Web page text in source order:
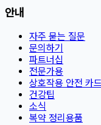
안내
자주 묻는 질문
문의하기
파트너십
전문가용
상호작용 안전 카드
건강팁
소식
복약 정리용품